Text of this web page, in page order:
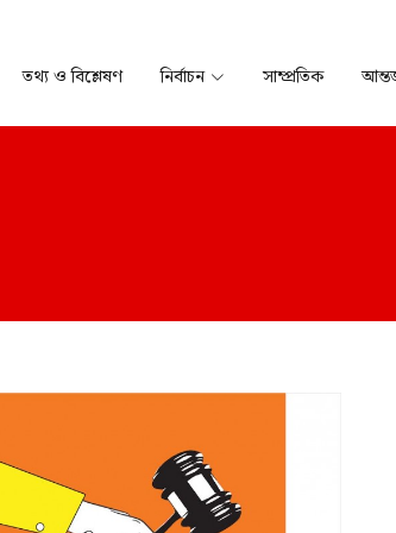
তথ্য ও বিশ্লেষণ নির্বাচন সাম্প্রতিক